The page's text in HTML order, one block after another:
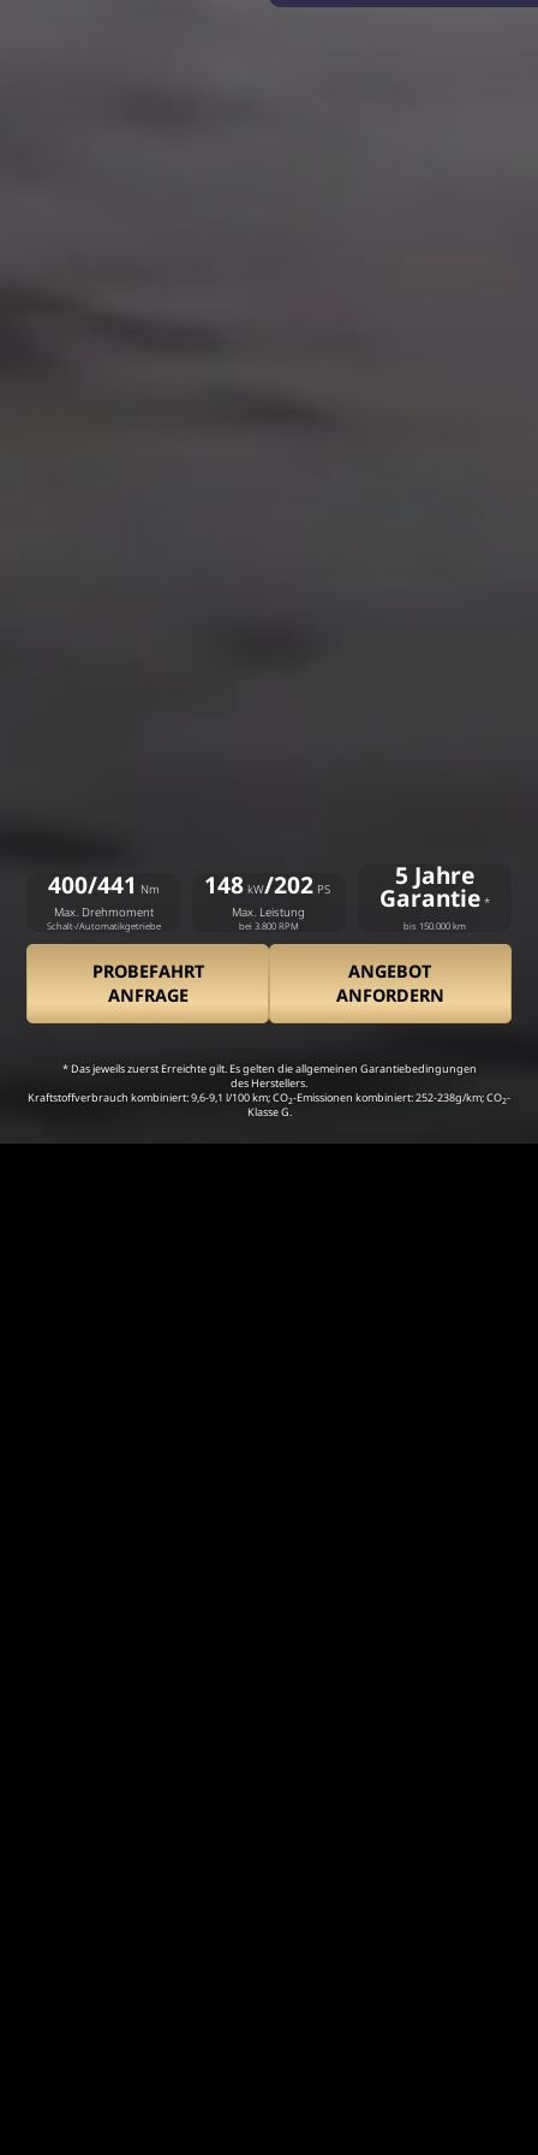
* Das jeweils zuerst Erreichte gilt. Es gelten die allgemeinen Garantiebedingungen
des Herstellers.
Kraftstoffverbrauch kombiniert: 9,6-9,1 l/100 km;CO2-Emissionen kombiniert: 252-238g/km; CO2-
Klasse G.
PROBEFAHRT
ANFRAGE
ANGEBOT
ANFORDERN
400/441 Nm
Max. Drehmoment
Schalt-/Automatikgetriebe
148kW/202PS
Max. Leistung
bei 3.800 RPM
5 Jahre
Garantie*
bis 150.000 km